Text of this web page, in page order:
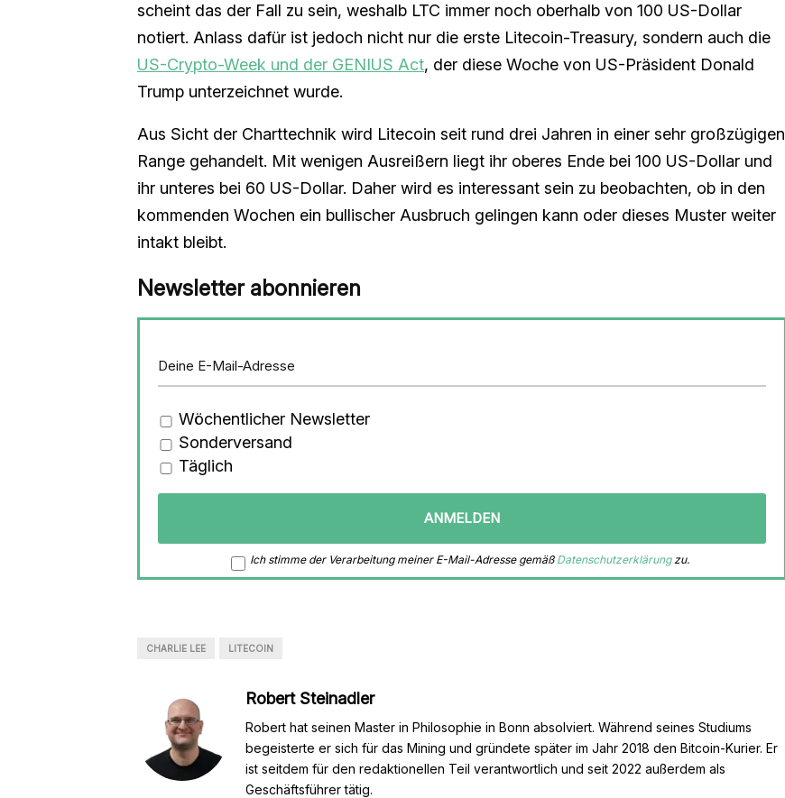
scheint das der Fall zu sein, weshalb LTC immer noch oberhalb von 100 US-Dollar
notiert. Anlass dafür ist jedoch nicht nur die erste Litecoin-Treasury, sondern auch die
US-Crypto-Week und der GENIUS Act, der diese Woche von US-Präsident Donald
Trump unterzeichnet wurde.
Aus Sicht der Charttechnik wird Litecoin seit rund drei Jahren in einer sehr großzügigen
Range gehandelt. Mit wenigen Ausreißern liegt ihr oberes Ende bei 100 US-Dollar und
ihr unteres bei 60 US-Dollar. Daher wird es interessant sein zu beobachten, ob in den
kommenden Wochen ein bullischer Ausbruch gelingen kann oder dieses Muster weiter
intakt bleibt.
Newsletter abonnieren
Wöchentlicher Newsletter
Sonderversand
Täglich
Ich stimme der Verarbeitung meiner E-Mail-Adresse gemäß Datenschutzerklärungzu.
CHARLIE LEE LITECOIN
Robert Steinadler
Robert hat seinen Master in Philosophie in Bonn absolviert. Während seines Studiums
begeisterte er sich für das Mining und gründete später im Jahr 2018 den Bitcoin-Kurier. Er
ist seitdem für den redaktionellen Teil verantwortlich und seit 2022 außerdem als
Geschäftsführer tätig.